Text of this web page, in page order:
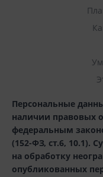
Персональные
наличии правовых
федеральным
(152-ФЗ, ст.6, 10.1).
на обработку
опубликованных